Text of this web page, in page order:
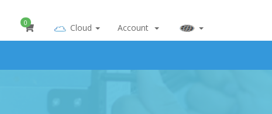
0 Account
Cloud